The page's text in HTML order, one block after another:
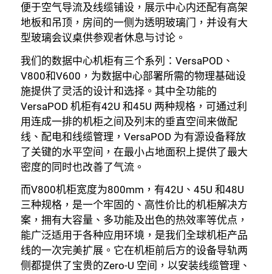
便于空气导流及线缆铺设，展示中心内还配有高架
地板和吊顶，房间的一侧为透明玻璃门，并设有大
型玻璃会议桌供参观者休息与讨论。
我们的数据中心机柜有三个系列：VersaPOD、
V800和V600，为数据中心部署所需的物理基础设
施提供了灵活的设计和选择。其中全功能的
VersaPOD 机柜有42U 和45U 两种规格，可通过利
用连成一排的机柜之间及列末的垂直空间来做配
线、配电和线缆管理，VersaPOD 为有源设备释放
了关键的水平空间，在最小占地面积上提供了最大
密度的同时也改善了气流。
而V800机柜宽度为800mm，有42U、45U 和48U
三种规格，是一个牢固的、高性价比的机柜解决方
案，拥有大容量、多功能及出色的热效率等优点，
能广泛适用于各种应用环境，是我们全球机柜产品
线的一次完美扩展。它在机柜前后方的设备导轨两
侧都提供了宝贵的Zero-U 空间，以安装线缆管理、